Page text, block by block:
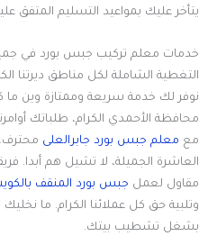
يتأخر عليك بمواعيد التسليم المتفق
خدمات معلم تركيب جبس بورد في
التغطية الشاملة لكل مناطق ديرتنا
نوفر لك خدمة سريعة وممتازة وين
محافظة الأحمدي الكرام، طلباتك
مع معلم جبس بورد جابرالعلى
العاشرة الجميلة، لا تشيل هم أبدا.
مقاول لعمل جبس بورد المنقف
وتلبية حق كل عملائنا الكرام. ما
بشغل تشطيب بيتك.